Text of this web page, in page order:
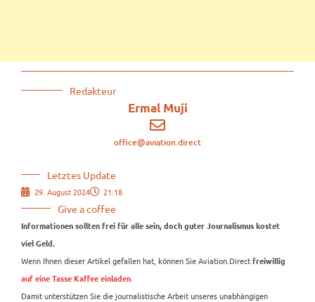
Redakteur
Ermal Muji
office@aviation.direct
Letztes Update
29. August 2024 21:18
Give a coffee
Informationen sollten frei für alle sein, doch guter Journalismus kostet
viel Geld.
Wenn Ihnen dieser Artikel gefallen hat, können Sie Aviation.Direct freiwillig
auf eine Tasse Kaffee einladen
Damit unterstützen Sie die journalistische Arbeit unseres unabhängigen